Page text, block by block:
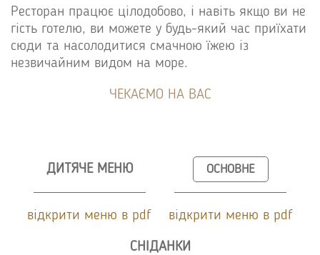
Ресторан працює цілодобово, і навіть якщо ви не
гість готелю, ви можете у будь-який час приїхати
сюди та насолодитися смачною їжею із
незвичайним видом на море.
ЧЕКАЄМО НА ВАС
ДИТЯЧЕ МЕНЮ
відкрити меню в pdf
ОСНОВНЕ
відкрити меню в pdf
СНІДАНКИ